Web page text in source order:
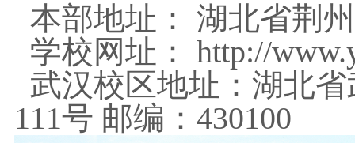
本部地址： 湖北省荆
学校网址： http://
武汉校区地址：湖北
111号 邮编：430100